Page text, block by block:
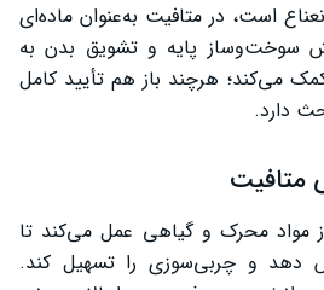
است، در متافیت به‌عنوان ماده‌ای
سوخت‌وساز پایه و تشویق بدن به
می‌کند؛ هرچند باز هم تأیید کامل
دارد.
متافیت
مواد محرک و گیاهی عمل می‌کند تا
دهد و چربی‌سوزی را تسهیل کند.